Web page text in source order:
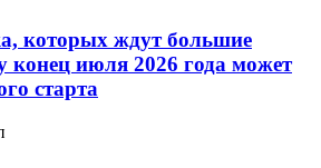
которых ждут большие
конец июля 2026 года может
старта